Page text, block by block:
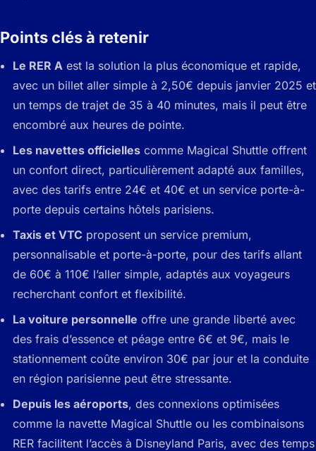
Points clés à retenir
Le RER A est la solution la plus économique et rapide,
avec un billet aller simple à 2,50€ depuis janvier 2025 et
un temps de trajet de 35 à 40 minutes, mais il peut être
encombré aux heures de pointe.
Les navettes officielles comme Magical Shuttle offrent
un confort direct, particulièrement adapté aux familles,
avec des tarifs entre 24€ et 40€ et un service porte-à-
porte depuis certains hôtels parisiens.
Taxis et VTC proposent un service premium,
personnalisable et porte-à-porte, pour des tarifs allant
de 60€ à 110€ l’aller simple, adaptés aux voyageurs
recherchant confort et flexibilité.
La voiture personnelle offre une grande liberté avec
des frais d’essence et péage entre 6€ et 9€, mais le
stationnement coûte environ 30€ par jour et la conduite
en région parisienne peut être stressante.
Depuis les aéroports, des connexions optimisées
comme la navette Magical Shuttle ou les combinaisons
RER facilitent l’accès à Disneyland Paris, avec des temps